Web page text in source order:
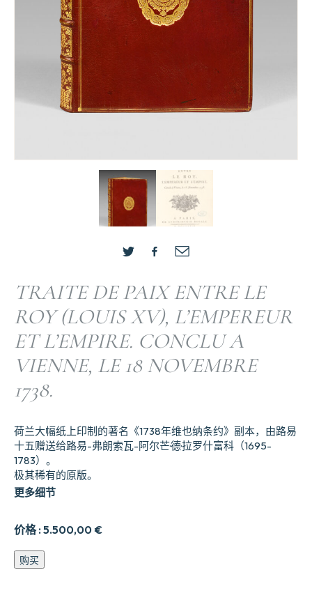
TRAITE DE PAIX ENTRE LE
ROY (LOUIS XV), L’EMPEREUR
ET L’EMPIRE. CONCLU A
VIENNE, LE 18 NOVEMBRE
1738.
价格 :5.500,00 €
荷兰大幅纸上印制的著名《1738年维也纳条约》副本，由路易
十五赠送给路易-弗朗索瓦-阿尔芒·德·拉罗什富科（1695-
1783）。
极其稀有的原版。
更多细节
法
王
购买